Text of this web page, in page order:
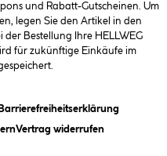
und Rabatt-Gutscheinen. Um
legen Sie den Artikel in den
Bestellung Ihre HELLWEG
für zukünftige Einkäufe im
ein Dialogfeld)
Barrierefreiheitserklärung(öffnet
(öffnet ein Dialogfeld)
Vertrag widerrufen